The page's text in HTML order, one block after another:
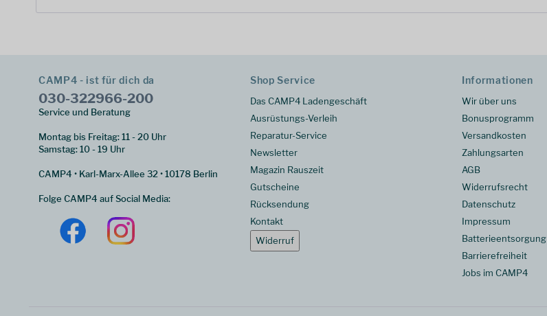
CAMP4 - ist für dich da
030-322966-200
Service und Beratung
Montag bis Freitag: 11 - 20 Uhr
Samstag: 10 - 19 Uhr
CAMP4 • Karl-Marx-Allee 32 • 10178 Berlin
Folge CAMP4 auf Social Media:
Shop Service
Das CAMP4 Ladengeschäft
Ausrüstungs-Verleih
Reparatur-Service
Newsletter
Magazin Rauszeit
Gutscheine
Rücksendung
Kontakt
Widerruf
Informationen
Wir über uns
Bonusprogramm
Versandkosten
Zahlungsarten
AGB
Widerrufsrecht
Datenschutz
Impressum
Batterieentsorgung
Barrierefreiheit
Jobs im CAMP4